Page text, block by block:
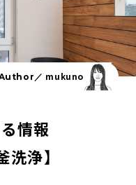
／ mukuno
る情報
浄】